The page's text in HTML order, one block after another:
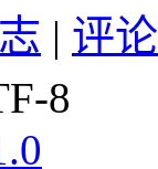
| 评论
8